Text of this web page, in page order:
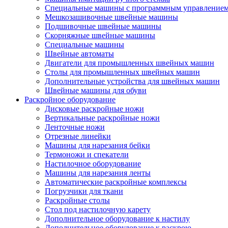
Специальные машины с программным
Мешкозашивочные швейные машины
Подшивочные швейные машины
Скорняжные швейные машины
Специальные машины
Швейные автоматы
Двигатели для промышленных швейных машин
Столы для промышленных швейных машин
Дополнительные устройства для швейных машин
Швейные машины для обуви
Раскройное оборудование
Дисковые раскройные ножи
Вертикальные раскройные ножи
Ленточные ножи
Отрезные линейки
Машины для нарезания бейки
Термоножи и спекатели
Настилочное оборудование
Машины для нарезания ленты
Автоматические раскройные комплексы
Погрузчики для ткани
Раскройные столы
Стол под настилочную карету
Дополнительное оборудование к настилу